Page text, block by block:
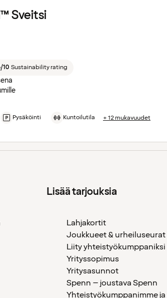
Sveitsi
10 Sustainability rating
Pysäköinti Kuntoilutila + 12 mukavuudet
Lisää tarjouksia
Lahjakortit
Joukkueet & urheiluseurat
Liity yhteistyökumppaniksi
Yrityssopimus
Yritysasunnot
Spenn – joustava Spenn
Yhteistyökumppanimme